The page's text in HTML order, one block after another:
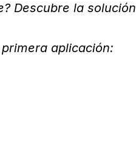
Descubre la solución
aplicación: